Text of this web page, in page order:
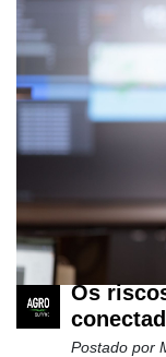
Os
Postado por